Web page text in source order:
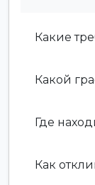
Какие
Какой
Где
Как